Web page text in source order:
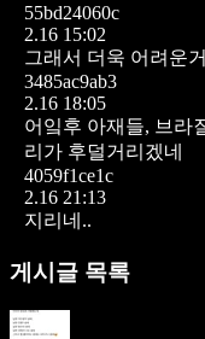
55bd24060c
2.16 15:02
그래서 더욱 어려운
3485ac9ab3
2.16 18:05
어잌후 아재들, 브라
리가 후덜거리겠네
4059f1ce1c
2.16 21:13
지리네..
게시글 목록